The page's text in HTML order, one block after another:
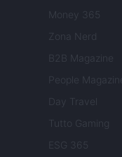
Money 365
Zona Nerd
B2B Magazine
People Magazine
Day Travel
Tutto Gaming
ESG 365